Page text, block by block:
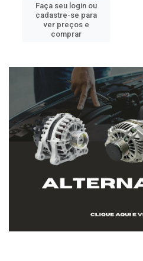
Faça seu login ou
cadastre-se para
ver preços e
comprar